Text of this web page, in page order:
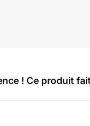
! Ce produit